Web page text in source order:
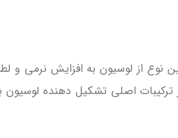
نوع از لوسیون به افزایش نرمی و
اصلی تشکیل دهنده